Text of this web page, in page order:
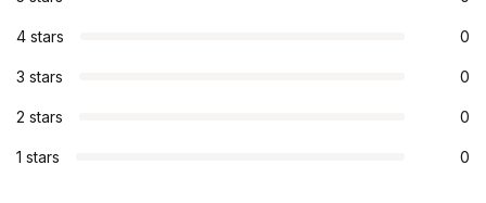
4 stars 0
3 stars 0
2 stars 0
1 stars 0